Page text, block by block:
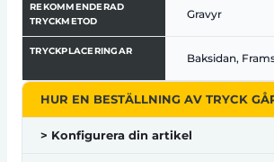
REKOMMENDERAD
TRYCKMETOD
Gravyr
TRYCKPLACERINGAR
Baksidan,
HUR EN BESTÄLLNING AV TRYCK
> Konfigurera din artikel